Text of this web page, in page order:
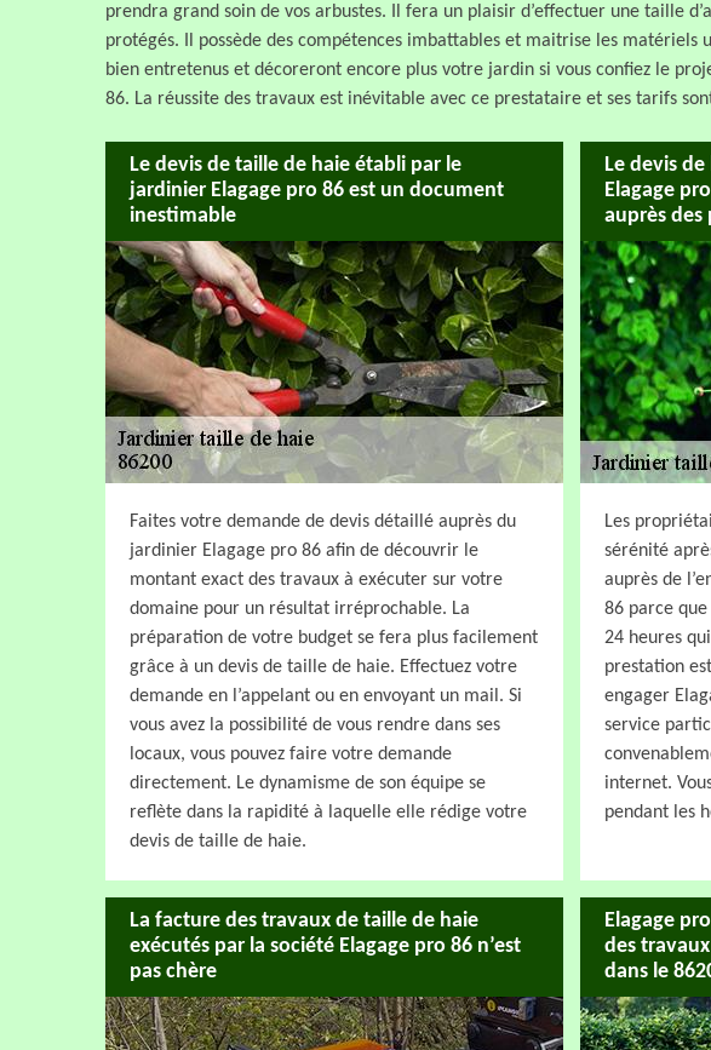
prendra grand soin de vos arbustes. Il fera un plaisir d’effectuer une taille
protégés. Il possède des compétences imbattables et maitrise les matériels
bien entretenus et décoreront encore plus votre jardin si vous confiez le
86. La réussite des travaux est inévitable avec ce prestataire et ses tarifs
Le devis de taille de haie établi par le
jardinier Elagage pro 86 est un document
inestimable
Faites votre demande de devis détaillé auprès du
jardinier Elagage pro 86 afin de découvrir le
montant exact des travaux à exécuter sur votre
domaine pour un résultat irréprochable. La
préparation de votre budget se fera plus facilement
grâce à un devis de taille de haie. Effectuez votre
demande en l’appelant ou en envoyant un mail. Si
vous avez la possibilité de vous rendre dans ses
locaux, vous pouvez faire votre demande
directement. Le dynamisme de son équipe se
reflète dans la rapidité à laquelle elle rédige votre
devis de taille de haie.
Le devis
Elagage
auprès des
Les
sérénité
auprès de
86 parce
24 heures
prestation
engager
service
internet.
pendant les
La facture des travaux de taille de haie
exécutés par la société Elagage pro 86 n’est
pas chère
Elagage
des
dans le